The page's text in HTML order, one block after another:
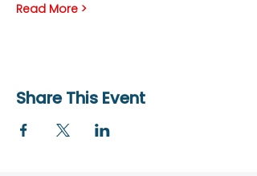
Read More >
Share This Event